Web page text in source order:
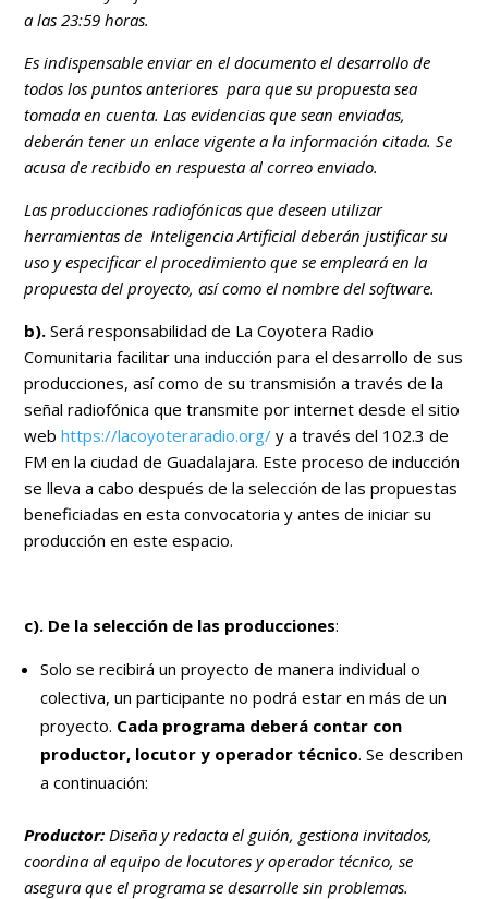
a las 23:59 horas.
Es indispensable enviar en el documento el desarrollo de
todos los puntos anteriores para que su propuesta sea
tomada en cuenta. Las evidencias que sean enviadas,
deberán tener un enlace vigente a la información citada. Se
acusa de recibido en respuesta al correo enviado.
Las producciones radiofónicas que deseen utilizar
herramientas de Inteligencia Artificial deberán justificar su
uso y especificar el procedimiento que se empleará en la
propuesta del proyecto, así como el nombre del software.
b). Será responsabilidad de La Coyotera Radio
Comunitaria facilitar una inducción para el desarrollo de sus
producciones, así como de su transmisión a través de la
señal radiofónica que transmite por internet desde el sitio
webhttps://lacoyoteraradio.org/ y a través del 102.3 de
FM en la ciudad de Guadalajara. Este proceso de inducción
se lleva a cabo después de la selección de las propuestas
beneficiadas en esta convocatoria y antes de iniciar su
producción en este espacio.
c). De la selección de las producciones:
Solo se recibirá un proyecto de manera individual o
colectiva, un participante no podrá estar en más de un
proyecto. Cada programa deberá contar con
productor, locutor y operador técnico. Se describen
a continuación:
Productor: Diseña y redacta el guión, gestiona invitados,
coordina al equipo de locutores y operador técnico, se
asegura que el programa se desarrolle sin problemas.